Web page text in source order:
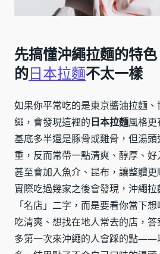
先搞懂沖繩拉麵的特
的日本拉麵不太一樣
如果你平常吃的是東京醬油拉麵
繩，會發現這裡的日本拉麵風格
基底多半還是豚骨或雞骨，但湯
重，反而常帶一點清爽、醇厚、
甚至會加入魚介、昆布，讓整體更
實際吃過幾家之後會發現，沖繩
「名店」二字，而是要看你當下
吃清爽、想找在地人常去的店，
多第一次來沖繩的人會踩的點——